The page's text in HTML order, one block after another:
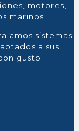
motores,
marinos
sistemas
a sus
gusto